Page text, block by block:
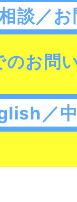
談／
お問
／